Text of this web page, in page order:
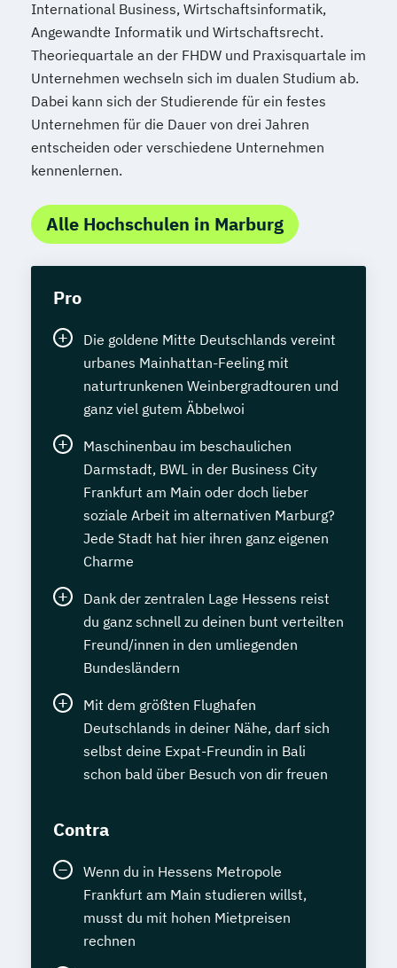
International Business, Wirtschaftsinformatik,
Angewandte Informatik und Wirtschaftsrecht.
Theoriequartale an der FHDW und Praxisquartale im
Unternehmen wechseln sich im dualen Studium ab.
Dabei kann sich der Studierende für ein festes
Unternehmen für die Dauer von drei Jahren
entscheiden oder verschiedene Unternehmen
kennenlernen.
Alle Hochschulen in Marburg
Pro
Die goldene Mitte Deutschlands vereint
urbanes Mainhattan-Feeling mit
naturtrunkenen Weinbergradtouren und
ganz viel gutem Äbbelwoi
Maschinenbau im beschaulichen
Darmstadt, BWL in der Business City
Frankfurt am Main oder doch lieber
soziale Arbeit im alternativen Marburg?
Jede Stadt hat hier ihren ganz eigenen
Charme
Dank der zentralen Lage Hessens reist
du ganz schnell zu deinen bunt verteilten
Freund/innen in den umliegenden
Bundesländern
Mit dem größten Flughafen
Deutschlands in deiner Nähe, darf sich
selbst deine Expat-Freundin in Bali
schon bald über Besuch von dir freuen
Contra
Wenn du in Hessens Metropole
Frankfurt am Main studieren willst,
musst du mit hohen Mietpreisen
rechnen